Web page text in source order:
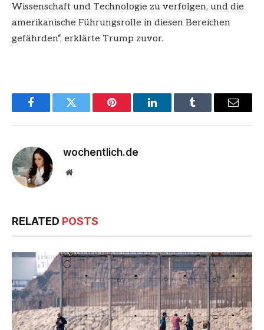
Wissenschaft und Technologie zu verfolgen, und die
amerikanische Führungsrolle in diesen Bereichen
gefährden“, erklärte Trump zuvor.
FacebookTwitter Pinterest LinkedInTumblr Email
wochentlich.de
Website
RELATED POSTS